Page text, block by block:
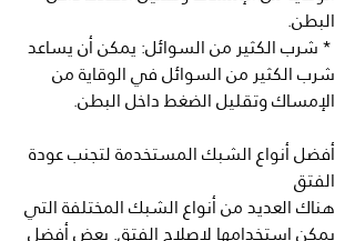
البطن.
* شرب الكثير من السوائل: يمكن أن يساعد
شرب الكثير من السوائل في الوقاية من
الإمساك وتقليل الضغط داخل البطن.
أفضل أنواع الشبك المستخدمة لتجنب عودة
الفتق
هناك العديد من أنواع الشبك المختلفة التي
يمكن استخدامها لإصلاح الفتق. بعض أفضل